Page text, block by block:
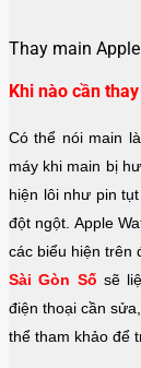
Thay main
Khi nào cần
Có thể nói main
máy khi main bị
hiện lôi như pin
đột ngột. Apple
các biểu hiện trên
Sài Gòn Số sẽ
điện thoại cần
thể tham khảo để